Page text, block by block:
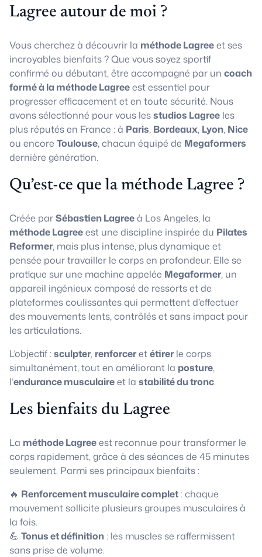
Lagree autour de moi ?
Vous cherchez à découvrir la méthode Lagreeet ses
incroyables bienfaits ? Que vous soyez sportif
confirmé ou débutant, être accompagné par un coach
formé à la méthode Lagreeest essentiel pour
progresser efficacement et en toute sécurité. Nous
avons sélectionné pour vous lesstudios Lagree les
plus réputés en France : à Paris, Bordeaux, Lyon, Nice
ou encore Toulouse, chacun équipé de Megaformers
dernière génération.
Qu’est-ce que la méthode Lagree ?
Créée parSébastien Lagreeà Los Angeles, la
méthode Lagreeest une discipline inspirée du Pilates
Reformer, mais plus intense, plus dynamique et
pensée pour travailler le corps en profondeur. Elle se
pratique sur une machine appelée Megaformer, un
appareil ingénieux composé de ressorts et de
plateformes coulissantes qui permettent d’effectuer
des mouvements lents, contrôlés et sans impact pour
les articulations.
L’objectif :sculpter, renforceretétirerle corps
simultanément, tout en améliorant la posture,
l’endurance musculaireet la stabilité du tronc.
Les bienfaits du Lagree
La méthode Lagreeest reconnue pour transformer le
corps rapidement, grâce à des séances de 45 minutes
seulement. Parmi ses principaux bienfaits :
🔥 Renforcement musculaire complet: chaque
mouvement sollicite plusieurs groupes musculaires à
la fois.
💪 Tonus et définition: les muscles se raffermissent
sans prise de volume.